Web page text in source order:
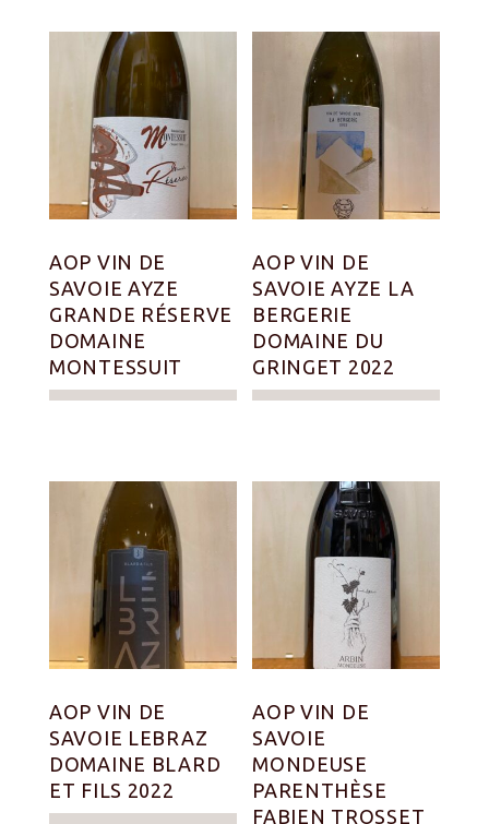
AOP VIN DE
SAVOIE AYZE
GRANDE RÉSERVE
DOMAINE
MONTESSUIT
AOP VIN DE
SAVOIE AYZE LA
BERGERIE
DOMAINE DU
GRINGET 2022
AOP VIN DE
SAVOIE LEBRAZ
DOMAINE BLARD
ET FILS 2022
AOP VIN DE
SAVOIE
MONDEUSE
PARENTHÈSE
FABIEN TROSSET